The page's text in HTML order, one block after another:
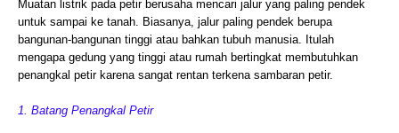
Muatan listrik pada petir berusaha mencari jalur yang paling pendek
untuk sampai ke tanah. Biasanya, jalur paling pendek berupa
bangunan-bangunan tinggi atau bahkan tubuh manusia. Itulah
mengapa gedung yang tinggi atau rumah bertingkat membutuhkan
penangkal petir karena sangat rentan terkena sambaran petir.
1. Batang Penangkal Petir